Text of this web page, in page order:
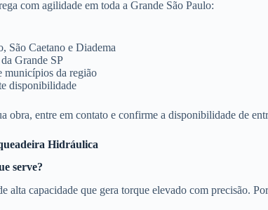
com agilidade em toda a Grande São Paulo:
São Caetano e Diadema
Grande SP
municípios da região
disponibilidade
obra, entre em contato e confirme a disponibilidade de
Hidráulica
serve?
alta capacidade que gera torque elevado com precisão.